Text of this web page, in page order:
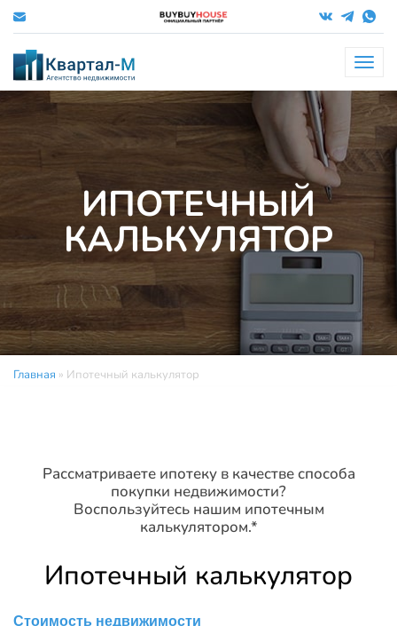
Меню
ИПОТЕЧНЫЙ
КАЛЬКУЛЯТОР
Главная » Ипотечный калькулятор
Рассматриваете ипотеку в качестве способа
покупки недвижимости?
Воспользуйтесь нашим ипотечным
калькулятором.*
Ипотечный калькулятор